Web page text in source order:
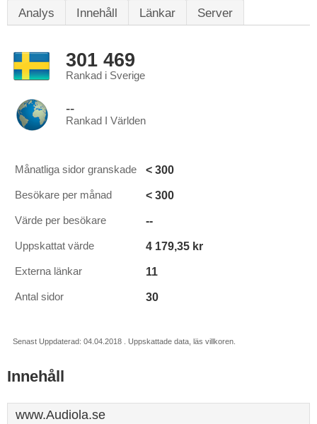
Analys Innehåll Länkar Server
301 469
Rankad i Sverige
--
Rankad I Världen
Månatliga sidor granskade < 300
Besökare per månad < 300
Värde per besökare --
Uppskattat värde 4 179,35 kr
Externa länkar 11
Antal sidor 30
Senast Uppdaterad: 04.04.2018 . Uppskattade data, läs villkoren.
Innehåll
www.Audiola.se